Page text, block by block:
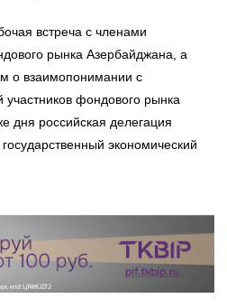
встреча с членами
рынка Азербайджана, а
о взаимопонимании с
фондового рынка
дня российская делегация
экономический